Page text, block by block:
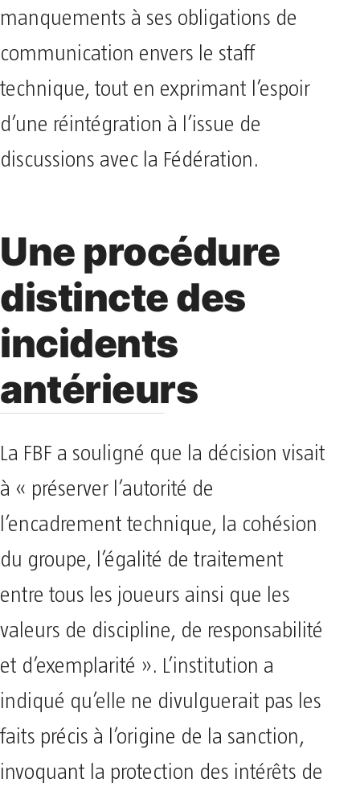
manquements à ses obligations de
communication envers le staff
technique, tout en exprimant l’espoir
d’une réintégration à l’issue de
discussions avec la Fédération.
Une procédure
distincte des
incidents
antérieurs
La FBF a souligné que la décision visait
à « préserver l’autorité de
l’encadrement technique, la cohésion
du groupe, l’égalité de traitement
entre tous les joueurs ainsi que les
valeurs de discipline, de responsabilité
et d’exemplarité ». L’institution a
indiqué qu’elle ne divulguerait pas les
faits précis à l’origine de la sanction,
invoquant la protection des intérêts de